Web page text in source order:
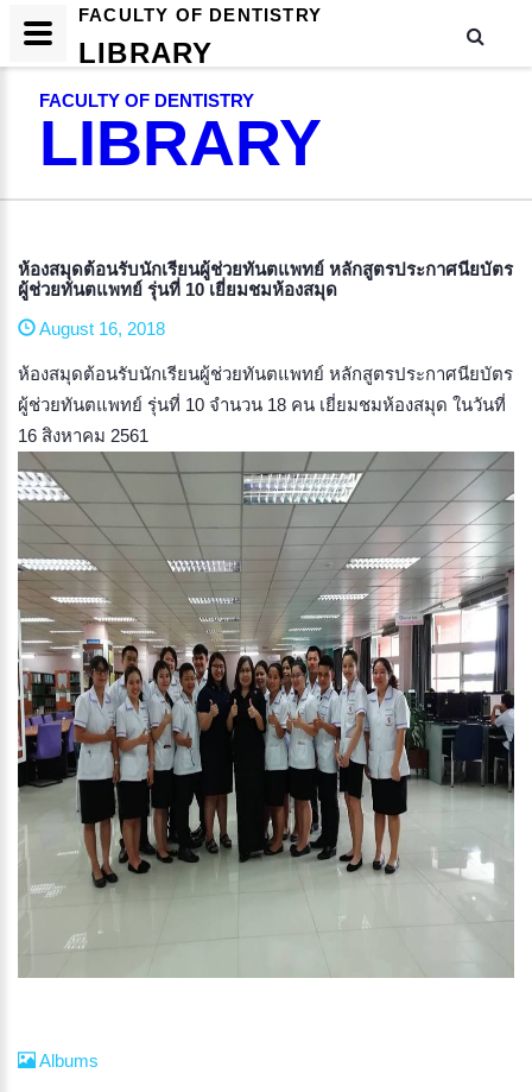
FACULTY OF DENTISTRY
LIBRARY
ห้องสมุดต้อนรับนักเรียนผู้ช่วยทันตแพทย์ หลักสูตรประกาศนียบัตร
ผู้ช่วยทันตแพทย์ รุ่นที่ 10 เยี่ยมชมห้องสมุด
August 16, 2018
ห้องสมุดต้อนรับนักเรียนผู้ช่วยทันตแพทย์ หลักสูตรประกาศนียบัตร
ผู้ช่วยทันตแพทย์ รุ่นที่ 10 จำนวน 18 คน เยี่ยมชมห้องสมุด ในวันที่
16 สิงหาคม 2561
Albums
FACULTY OF DENTISTRY
LIBRARY